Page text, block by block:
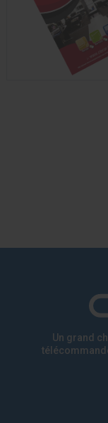
Un grand